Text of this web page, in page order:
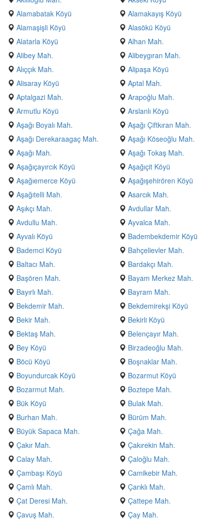
Alamabatak Köyü
Alamakayış Köyü
Alamaşişli Köyü
Alasökü Köyü
Alatarla Köyü
Alhan Mah.
Alibey Mah.
Alibeygıran Mah.
Alıççık Mah.
Alipaşa Köyü
Alisaray Köyü
Aptal Mah.
Aptalgazi Mah.
Arapoğlu Mah.
Armutlu Köyü
Arslanlı Köyü
Aşağı Boyalı Mah.
Aşağı Çiftkıran Mah.
Aşağı Derekaraagaç Mah.
Aşağı Köseoğlu Mah.
Aşağı Mah.
Aşağı Tokaş Mah.
Aşağıçayırcık Köyü
Aşağıçit Köyü
Aşağıemerce Köyü
Aşağışehirören Köyü
Aşağıtelli Mah.
Asarcık Mah.
Aşıkçı Mah.
Avdullar Mah.
Avdullu Mah.
Ayvalca Mah.
Ayvalı Köyü
Badembekdemir Köyü
Bademci Köyü
Bahçelievler Mah.
Baltacı Mah.
Bardakçı Mah.
Başören Mah.
Bayam Merkez Mah.
Bayırlı Mah.
Bayram Mah.
Bekdemir Mah.
Bekdemirekşi Köyü
Bekir Mah.
Bekirli Köyü
Bektaş Mah.
Belençayır Mah.
Bey Köyü
Birzadeoğlu Mah.
Böcü Köyü
Boşnaklar Mah.
Boyundurcak Köyü
Bozarmut Köyü
Bozarmut Mah.
Boztepe Mah.
Bük Köyü
Bulak Mah.
Burhan Mah.
Bürüm Mah.
Büyük Sapaca Mah.
Çağa Mah.
Çakır Mah.
Çakırekin Mah.
Calay Mah.
Çaloğlu Mah.
Çambaşı Köyü
Camikebir Mah.
Çamlı Mah.
Çarıklı Mah.
Çat Deresi Mah.
Çattepe Mah.
Çavuş Mah.
Çay Mah.